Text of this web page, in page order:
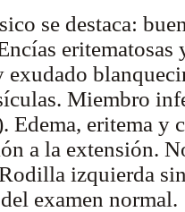
se destaca:
exudado
Miembro
Edema, eritema y
a la extensión.
izquierda
examen normal.